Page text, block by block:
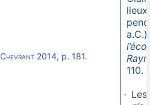
Chevrant 2014, p. 181.
110.
·